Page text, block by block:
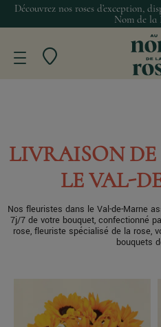
Découvrez nos roses d’exception,
Nom de la
LIVRAISON DE
LE VAL-
Nos fleuristes dans le Val-de-Marne
7j/7 de votre bouquet, confectionné
rose, fleuriste spécialisé de la rose,
bouquets